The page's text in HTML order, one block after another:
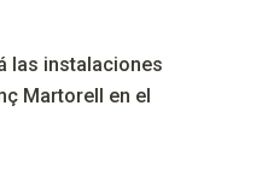
las instalaciones
Martorell en el